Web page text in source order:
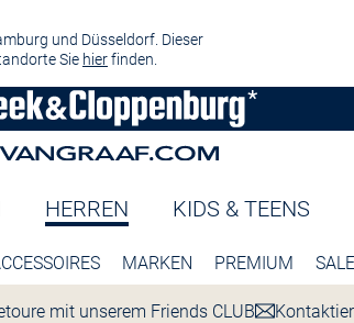
und Düsseldorf. Dieser
Sie hierfinden.
HERREN KIDS & TEENS
MARKEN PREMIUM SALE
mit unserem Friends CLUB